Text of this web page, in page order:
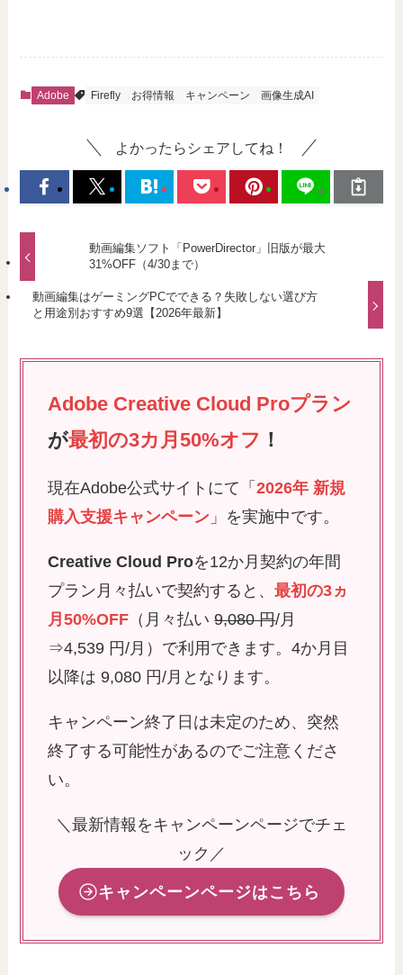
Adobe Firefly お得情報 キャンペーン 画像生成AI
よかったらシェアしてね！
動画編集ソフト「PowerDirector」旧版が最大
31%OFF（4/30まで）
動画編集はゲーミングPCでできる？失敗しない選び方
と用途別おすすめ9選【2026年最新】
Adobe Creative Cloud Proプラン
が最初の3カ月50%オフ ！
現在Adobe公式サイトにて「2026年 新規
購入支援キャンペーン 」を実施中です。
Creative Cloud Proを12か月契約の年間
プラン月々払いで契約すると、最初の3ヵ
月50%OFF （月々払い9,080 円/月
⇒4,539 円/月）​で利用できます。4か月目
以降は 9,080 円/月となります。
キャンペーン終了日は未定のため、突然
終了する可能性があるのでご注意くださ
い。
＼最新情報をキャンペーンページでチェ
ック／
キャンペーンページはこちら